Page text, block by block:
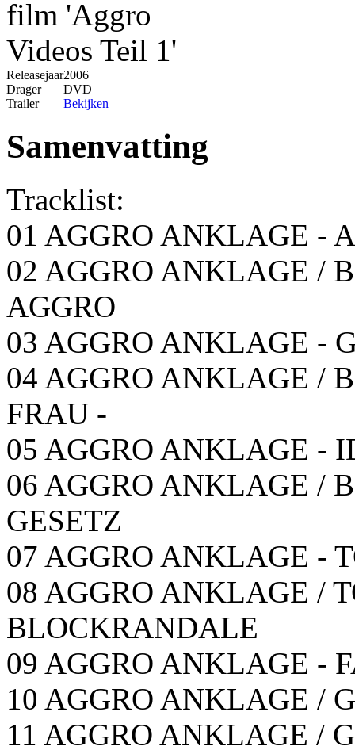
Releasejaar2006
Drager
DVD
Trailer
Bekijken
Samenvatting
Tracklist:
01 AGGRO ANKLAGE -
02 AGGRO ANKLAGE /
AGGRO
03 AGGRO ANKLAGE -
04 AGGRO ANKLAGE /
FRAU -
05 AGGRO ANKLAGE -
06 AGGRO ANKLAGE /
GESETZ
07 AGGRO ANKLAGE -
08 AGGRO ANKLAGE /
BLOCKRANDALE
09 AGGRO ANKLAGE -
10 AGGRO ANKLAGE /
11 AGGRO ANKLAGE /